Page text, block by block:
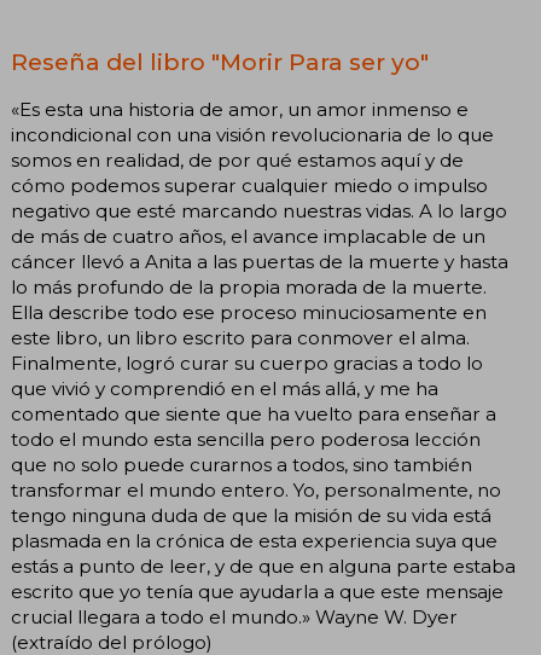
Reseña del libro "Morir Para ser yo"
«Es esta una historia de amor, un amor inmenso e
incondicional con una visión revolucionaria de lo que
somos en realidad, de por qué estamos aquí y de
cómo podemos superar cualquier miedo o impulso
negativo que esté marcando nuestras vidas. A lo largo
de más de cuatro años, el avance implacable de un
cáncer llevó a Anita a las puertas de la muerte y hasta
lo más profundo de la propia morada de la muerte.
Ella describe todo ese proceso minuciosamente en
este libro, un libro escrito para conmover el alma.
Finalmente, logró curar su cuerpo gracias a todo lo
que vivió y comprendió en el más allá, y me ha
comentado que siente que ha vuelto para enseñar a
todo el mundo esta sencilla pero poderosa lección
que no solo puede curarnos a todos, sino también
transformar el mundo entero. Yo, personalmente, no
tengo ninguna duda de que la misión de su vida está
plasmada en la crónica de esta experiencia suya que
estás a punto de leer, y de que en alguna parte estaba
escrito que yo tenía que ayudarla a que este mensaje
crucial llegara a todo el mundo.» Wayne W. Dyer
(extraído del prólogo)